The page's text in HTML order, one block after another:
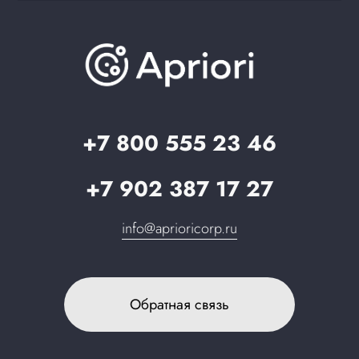
+7 800 555 23 46
+7 902 387 17 27
info@aprioricorp.ru
Обратная связь
О компании
Документация
Вопрос-ответ
Запрос в поддержку